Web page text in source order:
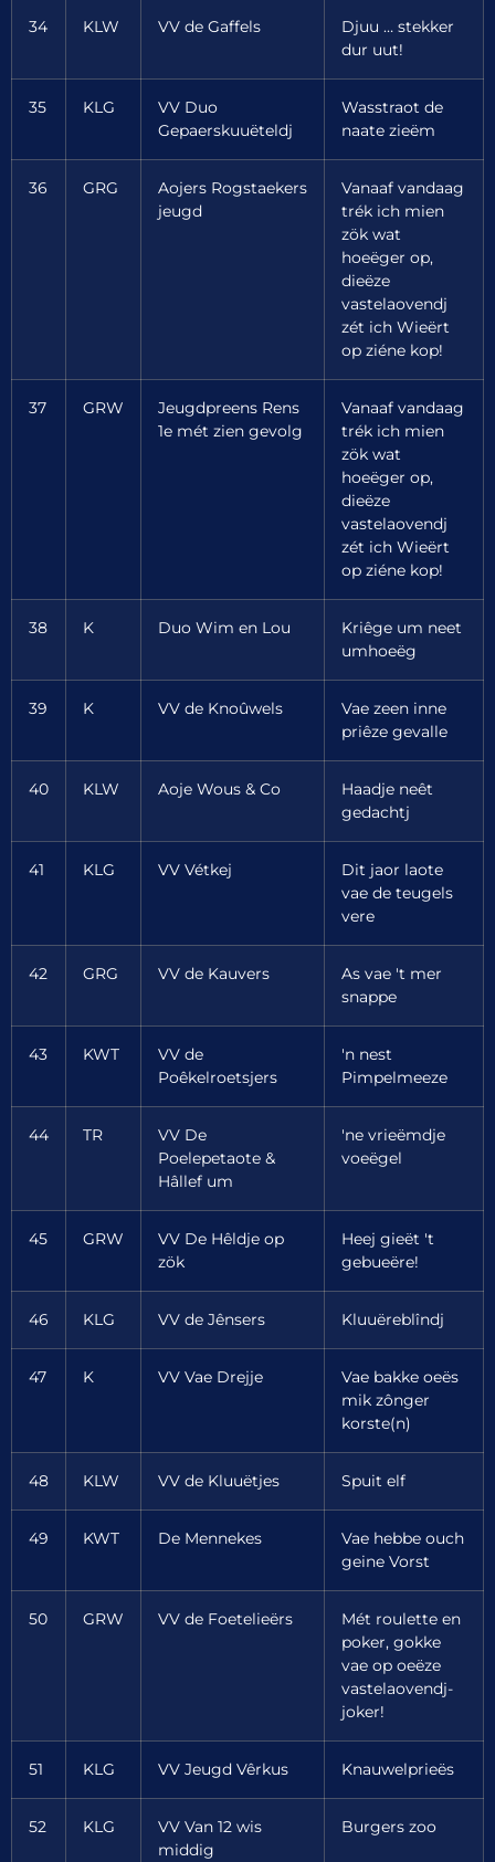
34 KLW VV de Gaffels
Djuu … stekker
dur uut!
35 KLG
VV Duo
Gepaerskuuëteldj
Wasstraot de
naate zieëm
36 GRG
Aojers Rogstaekers
jeugd
Vanaaf vandaag
trék ich mien
zök wat
hoeëger op,
dieëze
vastelaovendj
zét ich Wieërt
op ziéne kop!
37 GRW
Jeugdpreens Rens
1e mét zien gevolg
Vanaaf vandaag
trék ich mien
zök wat
hoeëger op,
dieëze
vastelaovendj
zét ich Wieërt
op ziéne kop!
38 K Duo Wim en Lou
Kriêge um neet
umhoeëg
39 K VV de Knoûwels
Vae zeen inne
priêze gevalle
40 KLW Aoje Wous & Co
Haadje neêt
gedachtj
41 KLG VV Vétkej
Dit jaor laote
vae de teugels
vere
42 GRG VV de Kauvers
As vae 't mer
snappe
43 KWT
VV de
Poêkelroetsjers
'n nest
Pimpelmeeze
44 TR
VV De
Poelepetaote &
Hâllef um
'ne vrieëmdje
voeëgel
45 GRW
VV De Hêldje op
zök
Heej gieët 't
gebueëre!
46 KLG VV de Jênsers Kluuëreblîndj
47 K VV Vae Drejje
Vae bakke oeës
mik zônger
korste(n)
48 KLW VV de Kluuëtjes Spuit elf
49 KWT De Mennekes
Vae hebbe ouch
geine Vorst
50 GRW VV de Foetelieërs
Mét roulette en
poker, gokke
vae op oeëze
vastelaovendj-
joker!
51 KLG VV Jeugd Vêrkus Knauwelprieës
52 KLG
VV Van 12 wis
middig
Burgers zoo